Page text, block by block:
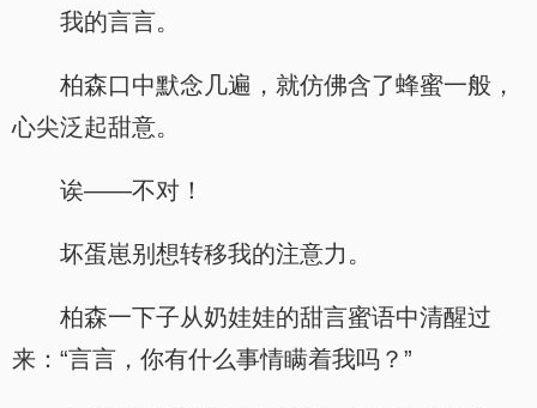
我的言言。
柏森口中默念几遍，就仿佛含了蜂蜜一般，
心尖泛起甜意。
诶——不对！
坏蛋崽别想转移我的注意力。
柏森一下子从奶娃娃的甜言蜜语中清醒过
来：“言言，你有什么事情瞒着我吗？”